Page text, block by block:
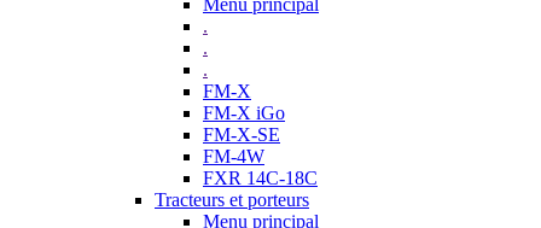
.
.
.
FM-X
FM-X iGo
FM-X-SE
FM-4W
FXR 14C-18C
Tracteurs et porteurs
Menu principal